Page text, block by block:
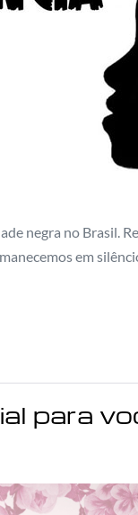
negra no Brasil.
em
para